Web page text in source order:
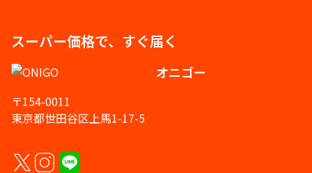
スーパー価格で、すぐ届く
オニゴー
〒154-0011
東京都世田谷区上馬1-17-5